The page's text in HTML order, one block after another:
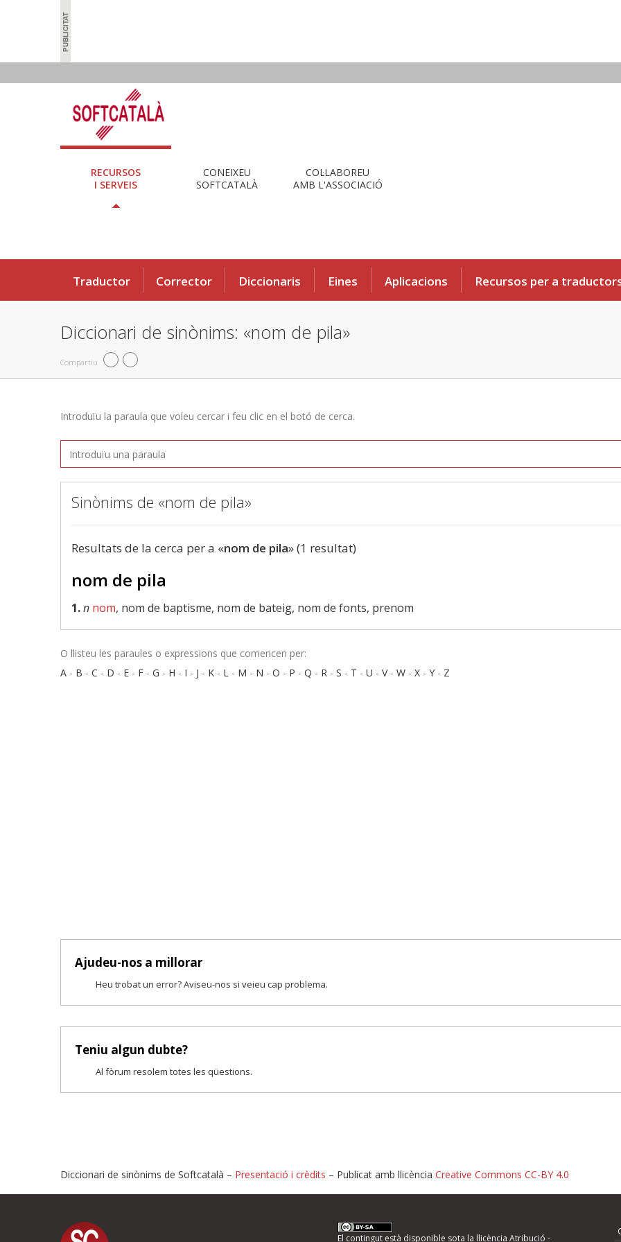
RECURSOS
I SERVEIS
CONEIXEU
SOFTCATALÀ
COL·LABOREU
AMB L'ASSOCIACIÓ
Traductor Corrector Diccionaris Eines Aplicacions Recursos per a
Diccionari de sinònims: «nom de pila»
Compartiu
Introduïu la paraula que voleu cercar i feu clic en el botó de cerca.
Sinònims de «nom de pila»
Resultats de la cerca per a «nom de pila» (1 resultat)
nom de pila
1.n nom, nom de baptisme, nom de bateig, nom de fonts, prenom
O llisteu les paraules o expressions que comencen per:
A - B - C - D - E - F - G - H - I - J - K - L - M - N - O - P - Q - R - S - T - U - V- W - X - Y - Z
Ajudeu-nos a millorar
Heu trobat un error? Aviseu-nos si veieu cap problema.
Teniu algun dubte?
Al fòrum resolem totes les qüestions.
Proposeu-nos millores o informeu d'errors
Diccionari de sinònims de Softcatalà – Presentació i crèdits – Publicat amb llicència Creative Commons CC-BY 4.0
El contingut està disponible sota la llicència Atribució -